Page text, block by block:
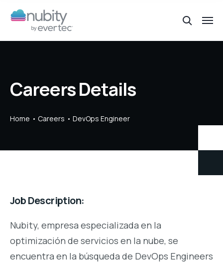
Careers Details
Home Careers DevOps Engineer
Job Description:
Nubity, empresa especializada en la
optimización de servicios en la nube, se
encuentra en la búsqueda de DevOps Engineers